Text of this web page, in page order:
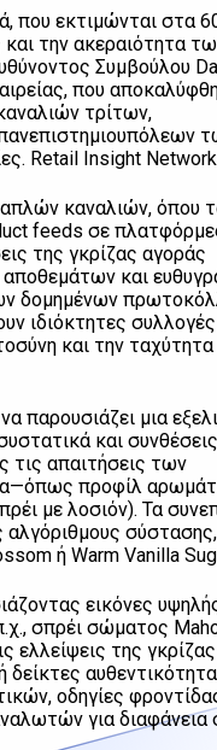
που εκτιμώνται στα
την ακεραιότητα
Συμβούλου
που
τρίτων,
Retail Insight
καναλιών, όπου
feeds σε
της γκρίζας αγοράς
και
δομημένων
ιδιόκτητες
και την ταχύτητα
παρουσιάζει μια
και
τις απαιτήσεις των
προφίλ
με λοσιόν). Τα
αλγόριθμους σύστασης,
ή Warm Vanilla
εικόνες
σπρέι σώματος
ελλείψεις της γκρίζας
οδηγίες
για διαφάνεια